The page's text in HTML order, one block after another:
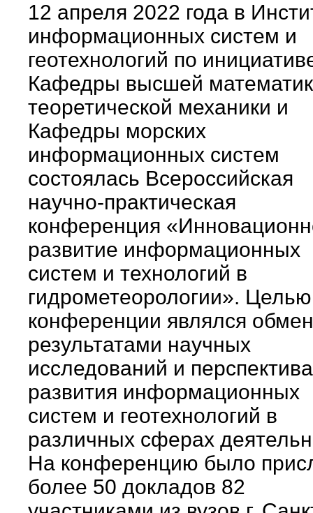
12 апреля 2022 года в
информационных систем и
геотехнологий по
Кафедры высшей
теоретической механики и
Кафедры морских
информационных систем
состоялась Всероссийская
научно-практическая
конференция
развитие информационных
систем и технологий в
гидрометеорологии». Целью
конференции являлся обмен
результатами научных
исследований и
развития информационных
систем и геотехнологий в
различных сферах
На конференцию было
более 50 докладов 82